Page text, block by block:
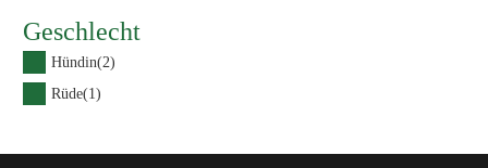
Geschlecht
Hündin(2)
Rüde(1)